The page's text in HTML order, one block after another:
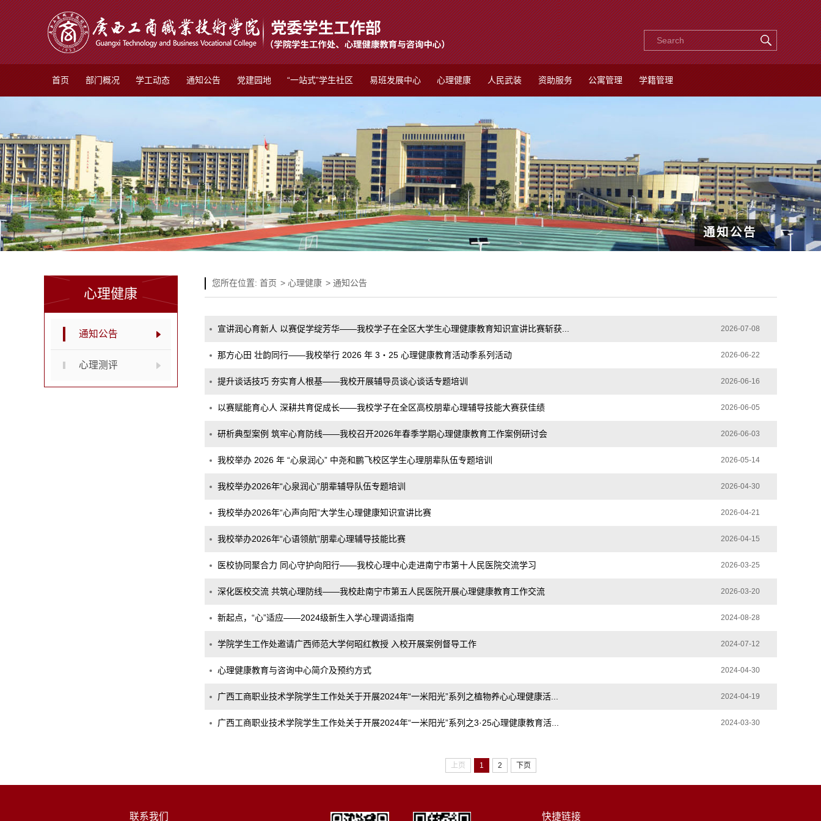
首页 部门概况 学工动态 通知公告 党建园地 “一站式”学生社区 易班发展中心 心理健康 人民武装 资助服务 公寓管理 学籍管理
通知公告
心理健康
通知公告
心理测评
您所在位置: 首页 > 心理健康 > 通知公告
宣讲润心育新人 以赛促学绽芳华——我校学子在全区大学生心理健康教育知识宣讲比赛斩获... 2026-07-08
那方心田 壮韵同行——我校举行 2026 年 3・25 心理健康教育活动季系列活动 2026-06-22
提升谈话技巧 夯实育人根基——我校开展辅导员谈心谈话专题培训 2026-06-16
以赛赋能育心人 深耕共育促成长——我校学子在全区高校朋辈心理辅导技能大赛获佳绩 2026-06-05
研析典型案例 筑牢心育防线——我校召开2026年春季学期心理健康教育工作案例研讨会 2026-06-03
我校举办 2026 年 “心泉润心” 中尧和鹏飞校区学生心理朋辈队伍专题培训 2026-05-14
我校举办2026年“心泉润心”朋辈辅导队伍专题培训 2026-04-30
我校举办2026年“心声向阳”大学生心理健康知识宣讲比赛 2026-04-21
我校举办2026年“心语领航”朋辈心理辅导技能比赛 2026-04-15
医校协同聚合力 同心守护向阳行——我校心理中心走进南宁市第十人民医院交流学习 2026-03-25
深化医校交流 共筑心理防线——我校赴南宁市第五人民医院开展心理健康教育工作交流 2026-03-20
新起点，“心”适应——2024级新生入学心理调适指南 2024-08-28
学院学生工作处邀请广西师范大学何昭红教授 入校开展案例督导工作 2024-07-12
心理健康教育与咨询中心简介及预约方式 2024-04-30
广西工商职业技术学院学生工作处关于开展2024年“一米阳光”系列之植物养心心理健康活... 2024-04-19
广西工商职业技术学院学生工作处关于开展2024年“一米阳光”系列之3·25心理健康教育活... 2024-03-30
上页 1 2 下页
联系我们 快捷链接